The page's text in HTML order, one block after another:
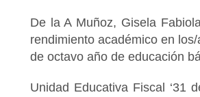
De la A Muñoz, Gisela
rendimiento académico en
de octavo año de educación
Unidad Educativa Fiscal ‘31